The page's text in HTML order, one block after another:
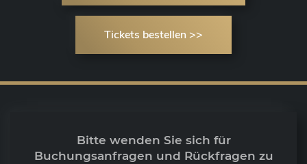
Tickets bestellen >>
Bitte wenden Sie sich für
Buchungsanfragen und Rückfragen zu